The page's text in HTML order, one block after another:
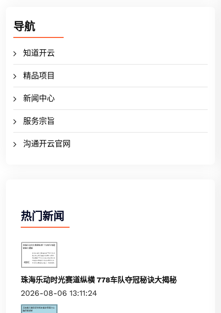
导航
知道开云
精品项目
新闻中心
服务宗旨
沟通开云官网
热门新闻
珠海乐动时光赛道纵横 778车队夺冠秘诀大揭秘
2026-08-06 13:11:24